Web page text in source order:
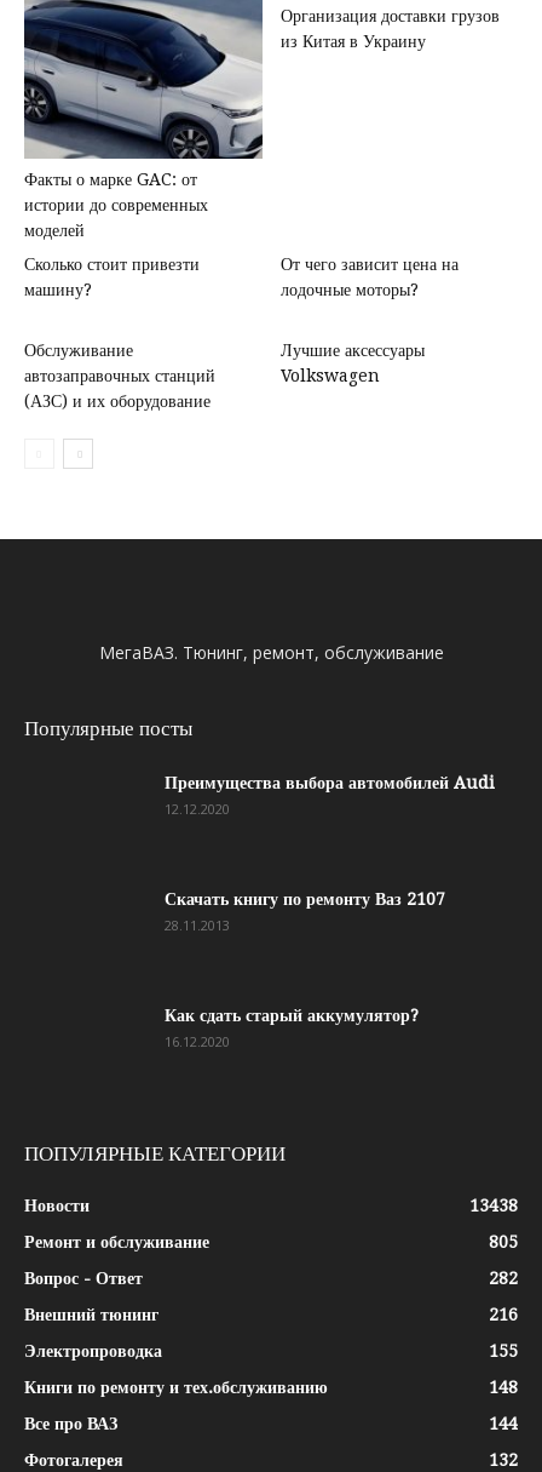
Факты о марке GAC: от
истории до современных
моделей
Организация доставки грузов
из Китая в Украину
Сколько стоит привезти
машину?
От чего зависит цена на
лодочные моторы?
Обслуживание
автозаправочных станций
(АЗС) и их оборудование
Лучшие аксессуары
Volkswagen
МегаВАЗ. Тюнинг, ремонт, обслуживание
Популярные посты
Преимущества выбора автомобилей Audi
12.12.2020
Скачать книгу по ремонту Ваз 2107
28.11.2013
Как сдать старый аккумулятор?
16.12.2020
ПОПУЛЯРНЫЕ КАТЕГОРИИ
Новости
13438
Ремонт и обслуживание
805
Вопрос - Ответ
282
Внешний тюнинг
216
Электропроводка
155
Книги по ремонту и тех.обслуживанию
148
Все про ВАЗ
144
Фотогалерея
132